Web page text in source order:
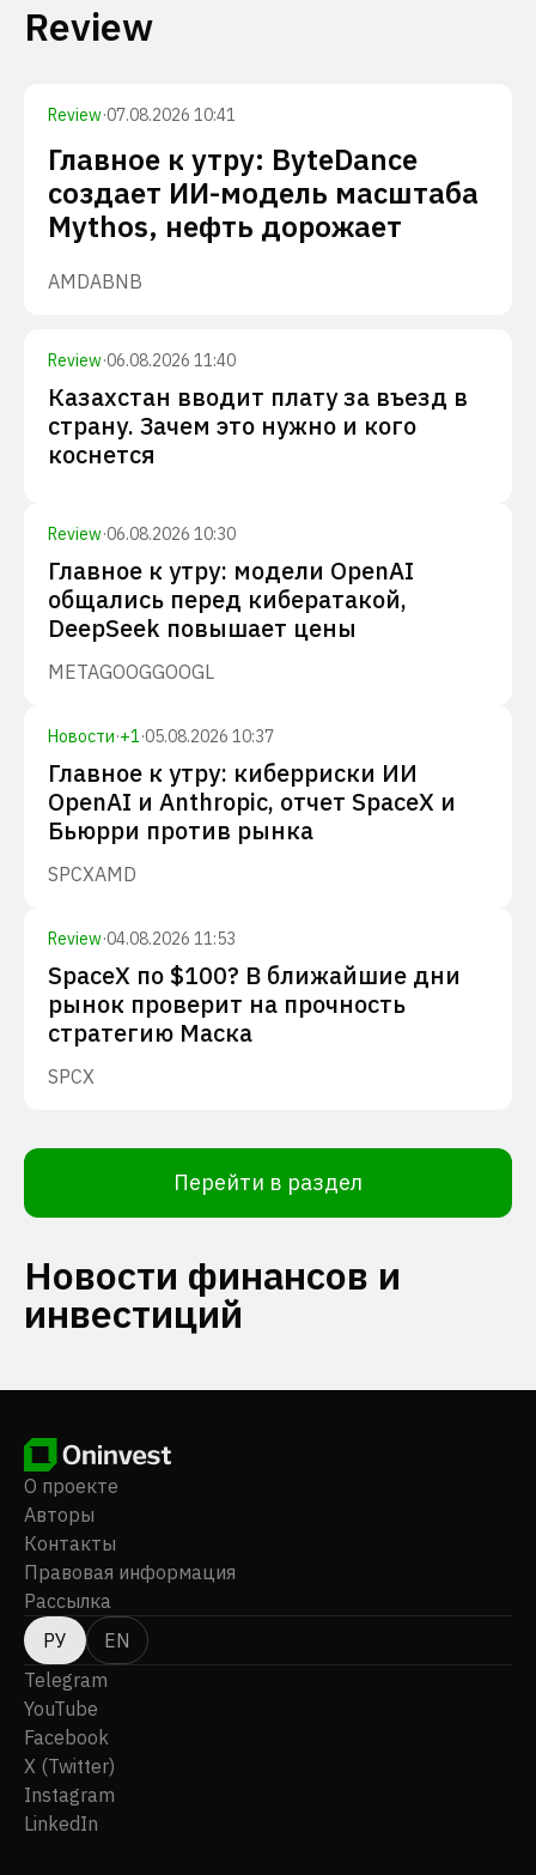
Review
Review·07.08.2026 10:41
Главное к утру: ByteDance
создает ИИ-модель масштаба
Mythos, нефть дорожает
AMDABNB
Review·06.08.2026 11:40
Казахстан вводит плату за въезд в
страну. Зачем это нужно и кого
коснется
Review·06.08.2026 10:30
Главное к утру: модели OpenAI
общались перед кибератакой,
DeepSeek повышает цены
METAGOOGGOOGL
Новости·+1·05.08.2026 10:37
Главное к утру: киберриски ИИ
OpenAI и Anthropic, отчет SpaceX и
Бьюрри против рынка
SPCXAMD
Review·04.08.2026 11:53
SpaceX по $100? В ближайшие дни
рынок проверит на прочность
стратегию Маска
SPCX
Перейти в раздел
Новости финансов и
инвестиций
О проекте
Авторы
Контакты
Правовая информация
Рассылка
РУ
EN
Telegram
YouTube
Facebook
X (Twitter)
Instagram
LinkedIn